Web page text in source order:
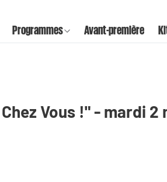
Programmes Avant-première
Vous !" - mardi 2